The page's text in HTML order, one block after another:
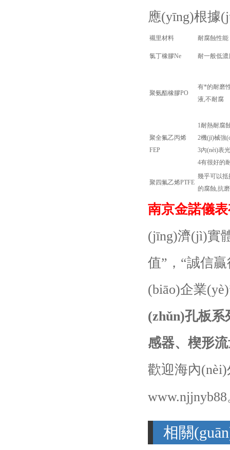
應(yīng)根據
襯里材料 耐腐蝕性能
氯丁橡膠Ne 耐一般低
聚氨酯橡膠PO
有*的耐磨
液,不耐腐
聚全氟乙丙烯
FEP
1耐熱耐腐
2機(jī)械強
3內(nèi)表
4有很好的
聚四氟乙烯PTFE
幾乎可以抵
的腐蝕,抗
南京金諾儀
(jīng)濟(jì)實
值”，“誠信
(biāo)企業
(zhǔn)孔板
感器、楔形
歡迎海內
相關